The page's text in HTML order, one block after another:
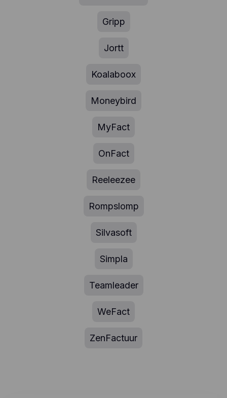
Gripp
Jortt
Koalaboox
Moneybird
MyFact
OnFact
Reeleezee
Rompslomp
Silvasoft
Simpla
Teamleader
WeFact
ZenFactuur